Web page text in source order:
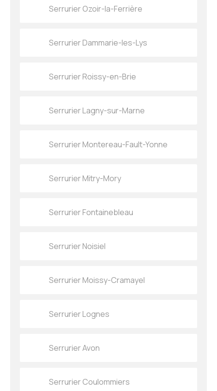
Serrurier Ozoir-la-Ferrière
Serrurier Dammarie-les-Lys
Serrurier Roissy-en-Brie
Serrurier Lagny-sur-Marne
Serrurier Montereau-Fault-Yonne
Serrurier Mitry-Mory
Serrurier Fontainebleau
Serrurier Noisiel
Serrurier Moissy-Cramayel
Serrurier Lognes
Serrurier Avon
Serrurier Coulommiers